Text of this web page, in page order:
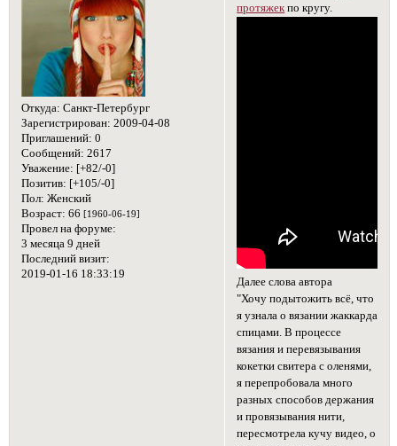
Откуда: Санкт-Петербург
Зарегистрирован: 2009-04-08
Приглашений: 0
Сообщений: 2617
Уважение: [+82/-0]
Позитив: [+105/-0]
Пол: Женский
Возраст: 66 [1960-06-19]
Провел на форуме:
3 месяца 9 дней
Последний визит:
2019-01-16 18:33:19
протяжек по кругу.
Далее слова автора
"Хочу подытожить всё, что
я узнала о вязании жаккарда
спицами. В процессе
вязания и перевязывания
кокетки свитера с оленями,
я перепробовала много
разных способов держания
и провязывания нити,
пересмотрела кучу видео, о